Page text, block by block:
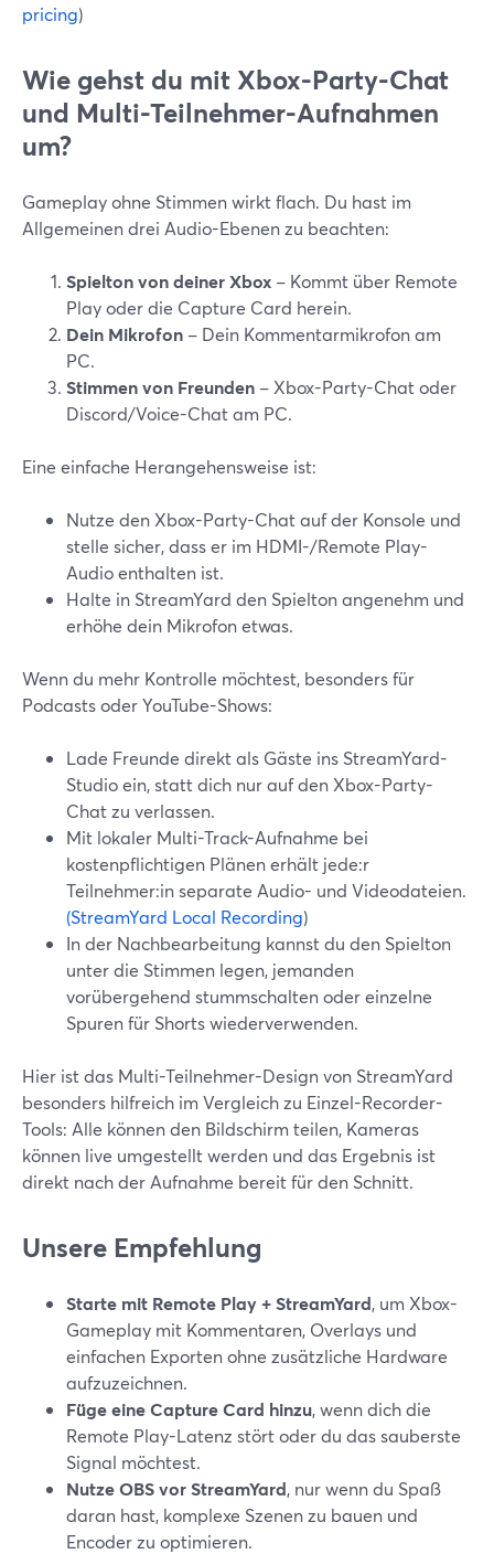
pricing)
Wie gehst du mit Xbox-Party-Chat
und Multi-Teilnehmer-Aufnahmen
um?
Gameplay ohne Stimmen wirkt flach. Du hast im
Allgemeinen drei Audio-Ebenen zu beachten:
Spielton von deiner Xbox – Kommt über Remote
Play oder die Capture Card herein.
Dein Mikrofon – Dein Kommentarmikrofon am
PC.
Stimmen von Freunden – Xbox-Party-Chat oder
Discord/Voice-Chat am PC.
Eine einfache Herangehensweise ist:
Nutze den Xbox-Party-Chat auf der Konsole und
stelle sicher, dass er im HDMI-/Remote Play-
Audio enthalten ist.
Halte in StreamYard den Spielton angenehm und
erhöhe dein Mikrofon etwas.
Wenn du mehr Kontrolle möchtest, besonders für
Podcasts oder YouTube-Shows:
Lade Freunde direkt als Gäste ins StreamYard-
Studio ein, statt dich nur auf den Xbox-Party-
Chat zu verlassen.
Mit lokaler Multi-Track-Aufnahme bei
kostenpflichtigen Plänen erhält jede:r
Teilnehmer:in separate Audio- und Videodateien.
(StreamYard Local Recording)
In der Nachbearbeitung kannst du den Spielton
unter die Stimmen legen, jemanden
vorübergehend stummschalten oder einzelne
Spuren für Shorts wiederverwenden.
Hier ist das Multi-Teilnehmer-Design von StreamYard
besonders hilfreich im Vergleich zu Einzel-Recorder-
Tools: Alle können den Bildschirm teilen, Kameras
können live umgestellt werden und das Ergebnis ist
direkt nach der Aufnahme bereit für den Schnitt.
Unsere Empfehlung
Starte mit Remote Play + StreamYard, um Xbox-
Gameplay mit Kommentaren, Overlays und
einfachen Exporten ohne zusätzliche Hardware
aufzuzeichnen.
Füge eine Capture Card hinzu, wenn dich die
Remote Play-Latenz stört oder du das sauberste
Signal möchtest.
Nutze OBS vor StreamYard, nur wenn du Spaß
daran hast, komplexe Szenen zu bauen und
Encoder zu optimieren.